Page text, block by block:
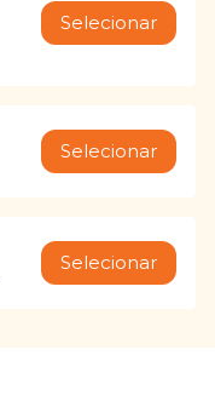
Selecionar
Selecionar
Selecionar